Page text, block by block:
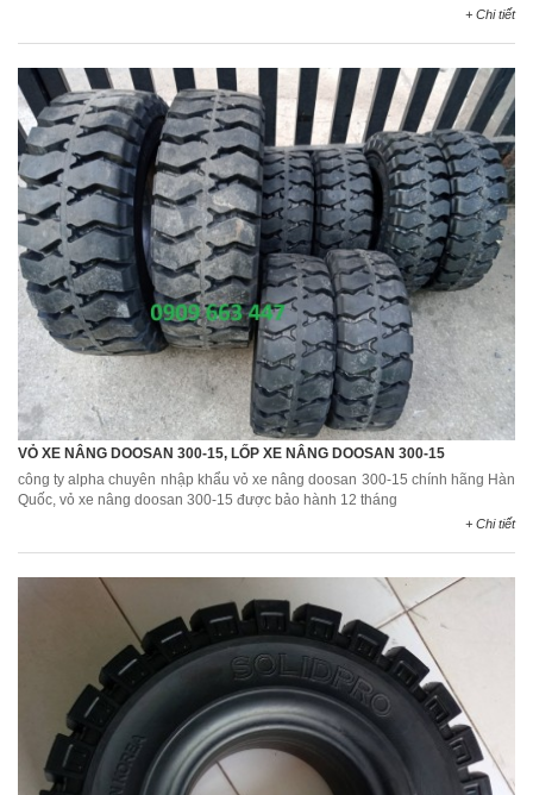
+ Chi tiết
VỎ XE NÂNG DOOSAN 300-15, LỐP XE NÂNG DOOSAN 300-15
công ty alpha chuyên nhập khẩu vỏ xe nâng doosan 300-15 chính hãng Hàn
Quốc, vỏ xe nâng doosan 300-15 được bảo hành 12 tháng
+ Chi tiết